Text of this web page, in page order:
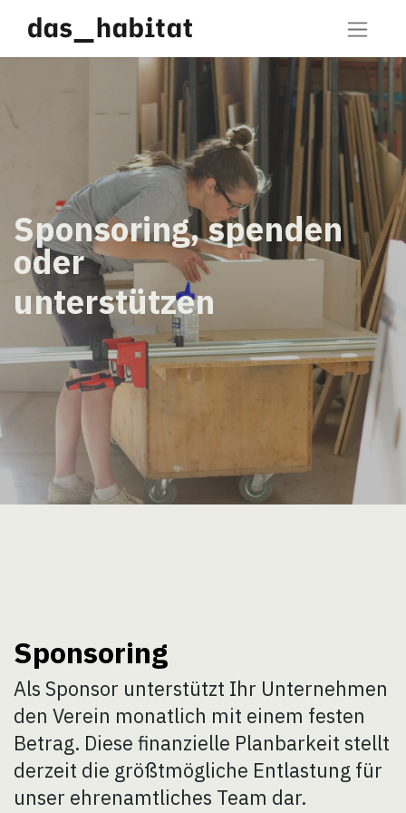
Sponsoring, spenden
oder
unterstützen
Sponsoring
Als Sponsor unterstützt Ihr Unternehmen
den Verein monatlich mit einem festen
Betrag. Diese finanzielle Planbarkeit stellt
derzeit die größtmögliche Entlastung für
unser ehrenamtliches Team dar.